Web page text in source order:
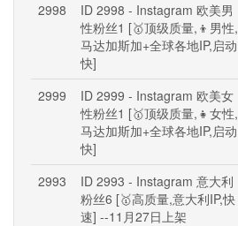
2998
ID 2998 - Instagram 欧美男
性粉丝1 [🥇顶级质量,👦男性,
马达加斯加+全球各地IP,启动
快]
2999
ID 2999 - Instagram 欧美女
性粉丝1 [🥇顶级质量,👧女性,
马达加斯加+全球各地IP,启动
快]
2993
ID 2993 - Instagram 意大利
粉丝6 [🥇高质量,意大利IP,快
速] --11月27日上架